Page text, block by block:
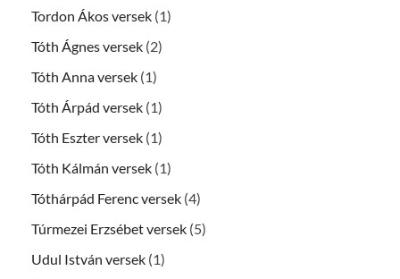
Tordon Ákos versek (1)
Tóth Ágnes versek (2)
Tóth Anna versek (1)
Tóth Árpád versek (1)
Tóth Eszter versek (1)
Tóth Kálmán versek (1)
Tóthárpád Ferenc versek (4)
Túrmezei Erzsébet versek (5)
Udul István versek (1)